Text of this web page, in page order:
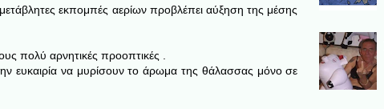
εκπομπές αερίων προβλέπει αύξηση της μέσης
πολύ αρνητικές προοπτικές .
ευκαιρία να μυρίσουν το άρωμα της θάλασσας μόνο σε